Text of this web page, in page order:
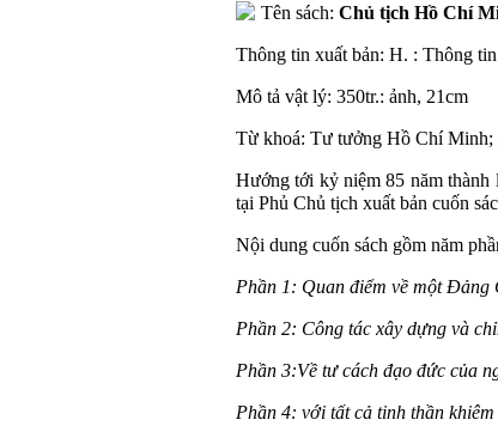
Tên sách: Chủ tịch Hồ Chí
Thông tin xuất bản: H. : Thông
Mô tả vật lý: 350tr.: ảnh, 21cm
Từ khoá: Tư tưởng Hồ Chí
Hướng tới kỷ niệm 85 năm
tại Phủ Chủ tịch xuất bản cuốn
Nội dung cuốn sách gồm năm
Phần 1: Quan điểm về một Đảng
Phần 2: Công tác xây dựng và
Phần 3:Về tư cách đạo đức của
Phần 4: với tất cả tinh thần